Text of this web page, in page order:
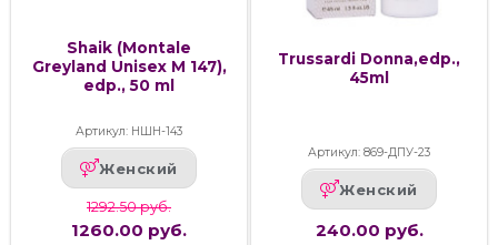
Shaik (Montale
Greyland Unisex M 147),
edp., 50 ml
Артикул: НШН-143
Женский
1292.50 руб.
1260.00 руб.
Trussardi Donna,edp.,
45ml
Артикул: 869-ДПУ-23
Женский
240.00 руб.